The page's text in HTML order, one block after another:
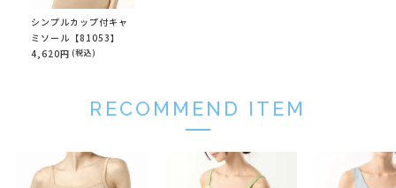
シンプルカップ付キャ
ミソール【81053】
4,620円 (税込)
RECOMMEND ITEM